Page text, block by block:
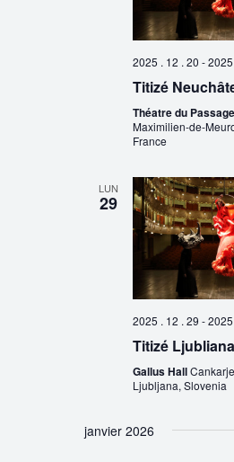
2025 . 12 . 20 -
Titizé
Théatre du Passage
Maximilien-de-
France
LUN
29
2025 . 12 . 29 -
Titizé Ljubliana
Gallus Hall
Ljubljana, Slovenia
janvier 2026